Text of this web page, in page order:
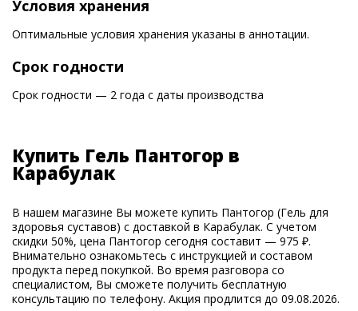
Условия хранения
Оптимальные условия хранения указаны в аннотации.
Срок годности
Срок годности — 2 года с даты производства
Купить Гель Пантогор в
Карабулак
В нашем магазине Вы можете купить Пантогор (Гель для
здоровья суставов) с доставкой в Карабулак. С учетом
скидки 50%, цена Пантогор сегодня составит — 975 ₽.
Внимательно ознакомьтесь с инструкцией и составом
продукта перед покупкой. Во время разговора со
специалистом, Вы сможете получить бесплатную
консультацию по телефону. Акция продлится до 09.08.2026.